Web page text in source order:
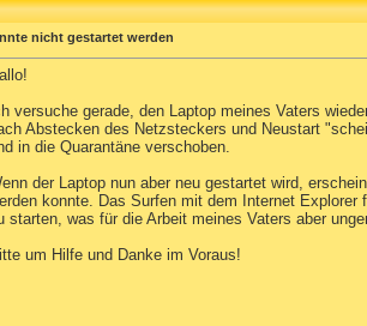
nicht gestartet werden
versuche gerade, den Laptop meines Vaters
Abstecken des Netzsteckers und Neustart
in die Quarantäne verschoben.
der Laptop nun aber neu gestartet wird,
konnte. Das Surfen mit dem Internet
starten, was für die Arbeit meines Vaters aber
um Hilfe und Danke im Voraus!